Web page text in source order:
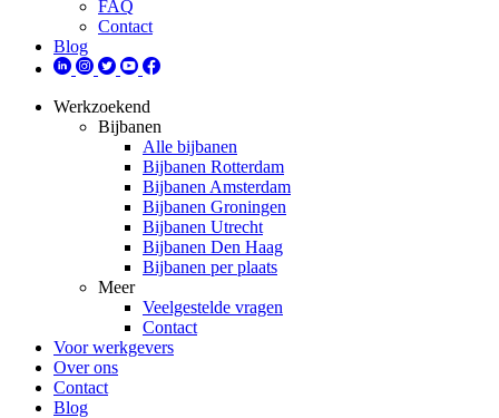
FAQ
Contact
Blog
Werkzoekend
Bijbanen
Alle bijbanen
Bijbanen Rotterdam
Bijbanen Amsterdam
Bijbanen Groningen
Bijbanen Utrecht
Bijbanen Den Haag
Bijbanen per plaats
Meer
Veelgestelde vragen
Contact
Voor werkgevers
Over ons
Contact
Blog